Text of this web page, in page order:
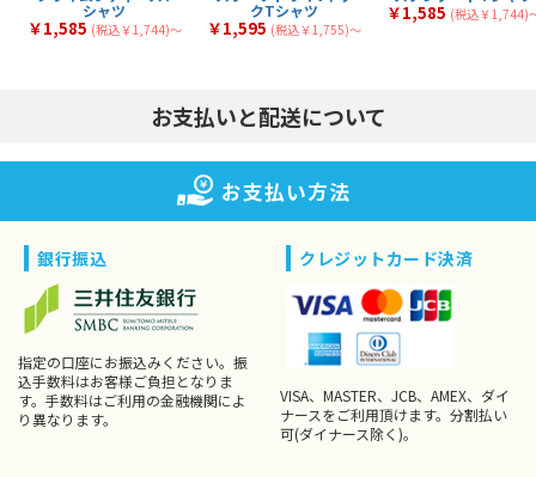
シャツ
￥1,585 (税込￥1,744)〜
クTシャツ
￥1,595 (税込￥1,755)〜
￥1,585 (税込￥1,744)
お支払いと配送について
お支払い方法
銀行振込
指定の口座にお振込みください。振
込手数料はお客様ご負担となりま
す。手数料はご利用の金融機関によ
り異なります。
クレジットカード決済
VISA、MASTER、JCB、AMEX、ダイ
ナースをご利用頂けます。分割払い
可(ダイナース除く)。